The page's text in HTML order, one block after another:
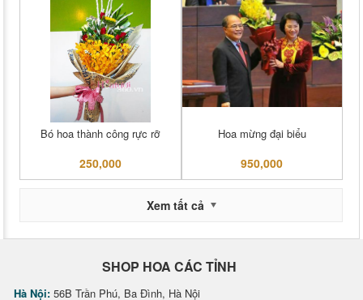
Bó hoa thành công rực rỡ
250,000
Hoa mừng đại biểu
950,000
Xem tất cả
SHOP HOA CÁC TỈNH
Hà Nội: 56B Trần Phú, Ba Đình, Hà Nội